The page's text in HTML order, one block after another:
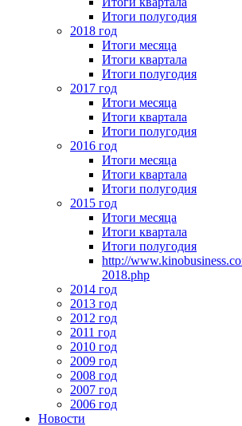
Итоги полугодия
2018 год
Итоги месяца
Итоги квартала
Итоги полугодия
2017 год
Итоги месяца
Итоги квартала
Итоги полугодия
2016 год
Итоги месяца
Итоги квартала
Итоги полугодия
2015 год
Итоги месяца
Итоги квартала
Итоги полугодия
http://
2018.php
2014 год
2013 год
2012 год
2011 год
2010 год
2009 год
2008 год
2007 год
2006 год
Новости